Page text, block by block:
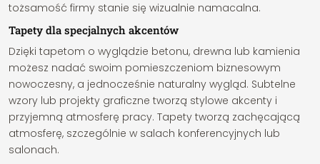
tożsamość firmy stanie się wizualnie namacalna.
Tapety dla specjalnych akcentów
Dzięki tapetom o wyglądzie betonu, drewna lub kamienia
możesz nadać swoim pomieszczeniom biznesowym
nowoczesny, a jednocześnie naturalny wygląd. Subtelne
wzory lub projekty graficzne tworzą stylowe akcenty i
przyjemną atmosferę pracy. Tapety tworzą zachęcającą
atmosferę, szczególnie w salach konferencyjnych lub
salonach.